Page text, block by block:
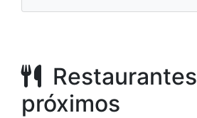
Restaurantes
próximos